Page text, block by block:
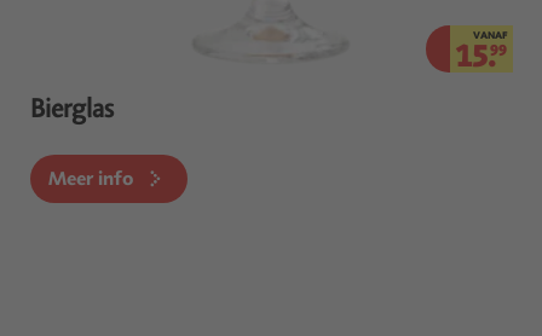
VANAF
15.99
Bierglas
Meer info